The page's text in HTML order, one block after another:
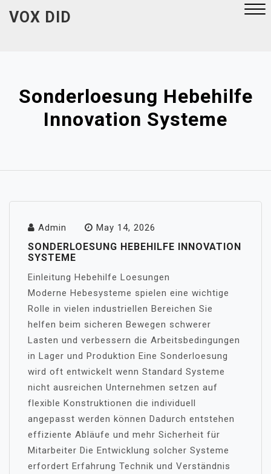
VOX DID
Sonderloesung Hebehilfe
Innovation Systeme
Admin May 14, 2026
SONDERLOESUNG HEBEHILFE INNOVATION
SYSTEME
Einleitung Hebehilfe Loesungen
Moderne Hebesysteme spielen eine wichtige
Rolle in vielen industriellen Bereichen Sie
helfen beim sicheren Bewegen schwerer
Lasten und verbessern die Arbeitsbedingungen
in Lager und Produktion Eine Sonderloesung
wird oft entwickelt wenn Standard Systeme
nicht ausreichen Unternehmen setzen auf
flexible Konstruktionen die individuell
angepasst werden können Dadurch entstehen
effiziente Abläufe und mehr Sicherheit für
Mitarbeiter Die Entwicklung solcher Systeme
erfordert Erfahrung Technik und Verständnis